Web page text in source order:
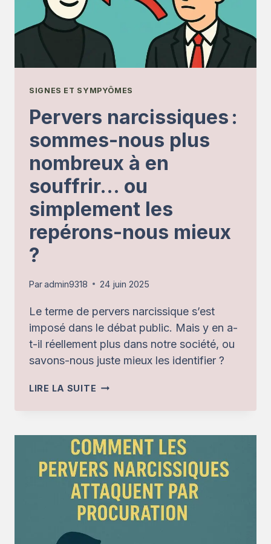
EFFICACES
DÉTACHEMENT,
DIVERSION
ET
CONTRE-
FEU
SIGNES ET SYMPYÔMES
Pervers narcissiques :
sommes-nous plus
nombreux à en
souffrir… ou
simplement les
repérons-nous mieux
?
Paradmin9318 24 juin 2025
Le terme de pervers narcissique s’est
imposé dans le débat public. Mais y en a-
t-il réellement plus dans notre société, ou
savons-nous juste mieux les identifier ?
LIRE LA SUITE PERVERS
NOUS
PLUS
NOMBREUX
À
EN
SOUFFRIR…